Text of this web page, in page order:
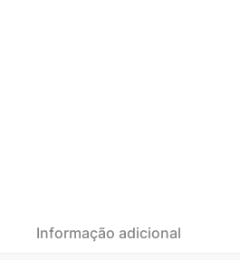
Informação adicional